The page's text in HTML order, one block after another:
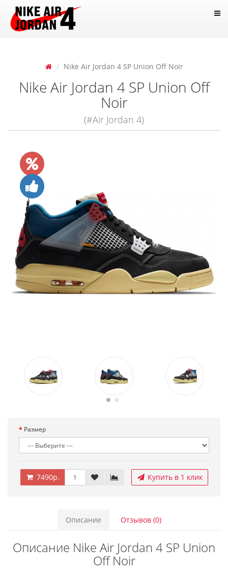
Nike Air Jordan 4 SP Union Off Noir
Nike Air Jordan 4 SP Union Off
Noir
(#Air Jordan 4)
Размер
7490р. Купить в 1 клик
Описание Отзывов (0)
Описание Nike Air Jordan 4 SP Union
Off Noir